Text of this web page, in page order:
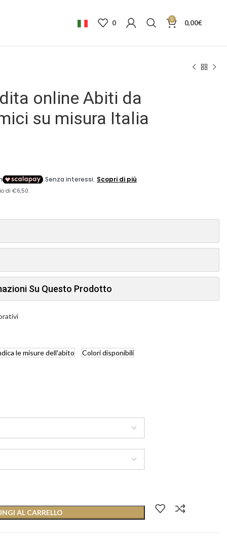
0 0 0,00€
online Abiti da
su misura Italia
Su Questo Prodotto
le misure dell'abito Coloridisponibili
AL CARRELLO